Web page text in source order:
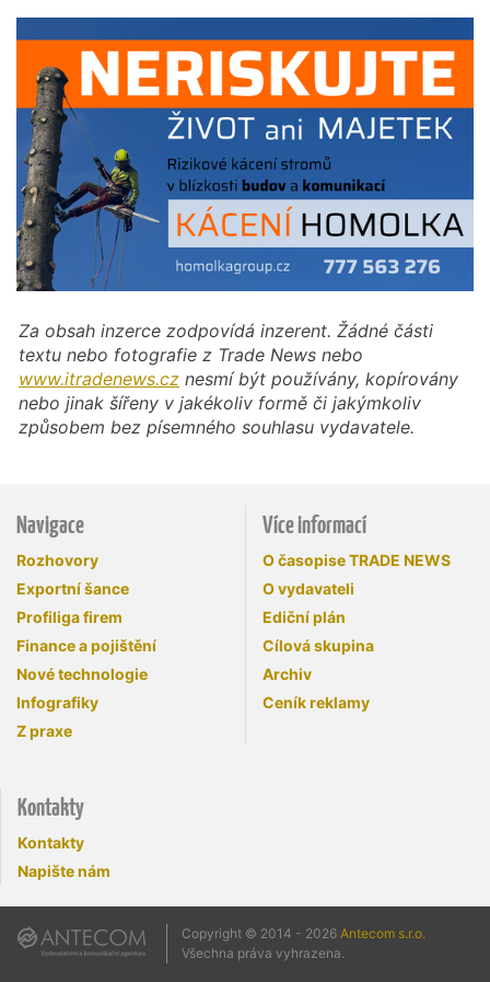
Za obsah inzerce zodpovídá inzerent. Žádné části
textu nebo fotografie z Trade News nebo
www.itradenews.cz nesmí být používány, kopírovány
nebo jinak šířeny v jakékoliv formě či jakýmkoliv
způsobem bez písemného souhlasu vydavatele.
Navigace
Rozhovory
Exportní šance
Profiliga firem
Finance a pojištění
Nové technologie
Infografiky
Z praxe
Více informací
O časopise TRADE NEWS
O vydavateli
Ediční plán
Cílová skupina
Archiv
Ceník reklamy
Kontakty
Kontakty
Napište nám
Copyright © 2014 - 2026 Antecom s.r.o.
Všechna práva vyhrazena.